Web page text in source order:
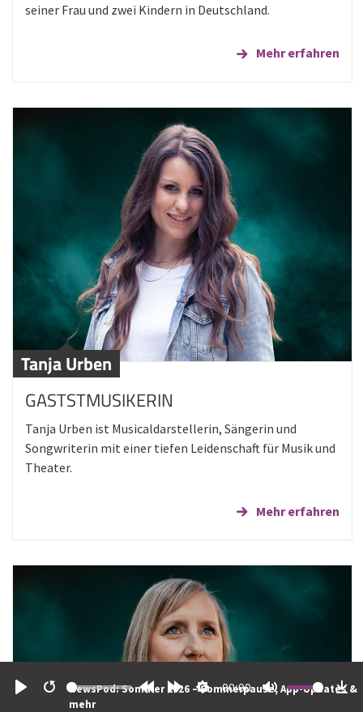
Restart
00:00
NewsPod: Sommer 2026 – Sommerpause, App-Updates &
mehr
seiner Frau und zwei Kindern in Deutschland.
Mehr erfahren
Tanja Urben
GASTSTMUSIKERIN
Tanja Urben ist Musicaldarstellerin, Sängerin und
Songwriterin mit einer tiefen Leidenschaft für Musik und
Theater.
Mehr erfahren